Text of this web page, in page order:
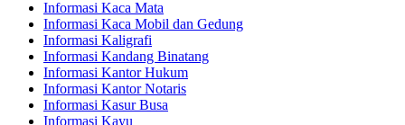
Informasi Kaca Mata
Informasi Kaca Mobil dan Gedung
Informasi Kaligrafi
Informasi Kandang Binatang
Informasi Kantor Hukum
Informasi Kantor Notaris
Informasi Kasur Busa
Informasi Kayu